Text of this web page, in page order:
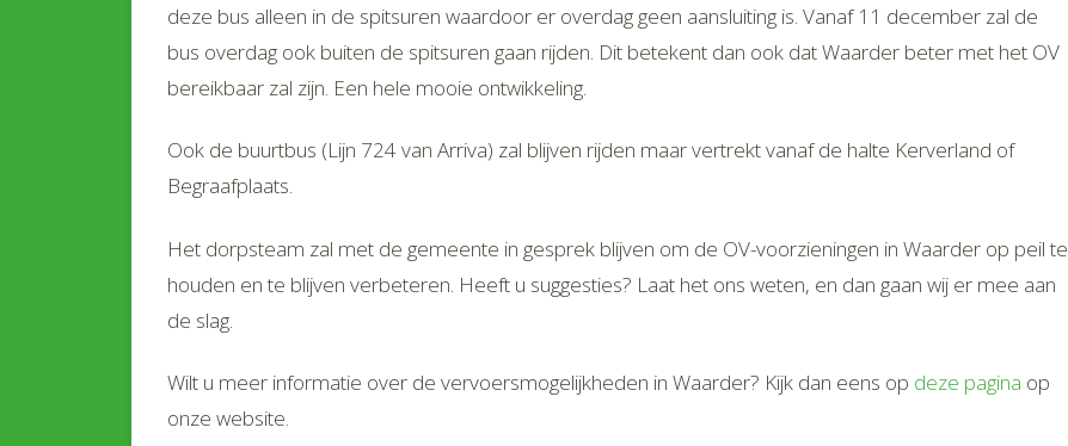
deze bus alleen in de spitsuren waardoor er overdag geen aansluiting is. Vanaf 11 december zal de
bus overdag ook buiten de spitsuren gaan rijden. Dit betekent dan ook dat Waarder beter met het OV
bereikbaar zal zijn. Een hele mooie ontwikkeling.
Ook de buurtbus (Lijn 724 van Arriva) zal blijven rijden maar vertrekt vanaf de halte Kerverland of
Begraafplaats.
Het dorpsteam zal met de gemeente in gesprek blijven om de OV-voorzieningen in Waarder op peil te
houden en te blijven verbeteren. Heeft u suggesties? Laat het ons weten, en dan gaan wij er mee aan
de slag.
Wilt u meer informatie over de vervoersmogelijkheden in Waarder? Kijk dan eens op deze pagina op
onze website.